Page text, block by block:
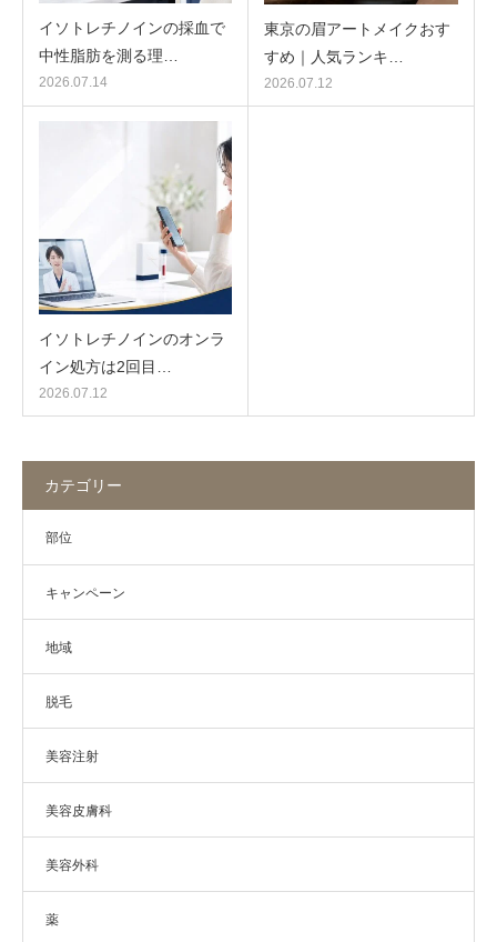
イソトレチノインの採血で
中性脂肪を測る理…
2026.07.14
東京の眉アートメイクおす
すめ｜人気ランキ…
2026.07.12
イソトレチノインのオンラ
イン処方は2回目…
2026.07.12
カテゴリー
部位
キャンペーン
地域
脱毛
美容注射
美容皮膚科
美容外科
薬